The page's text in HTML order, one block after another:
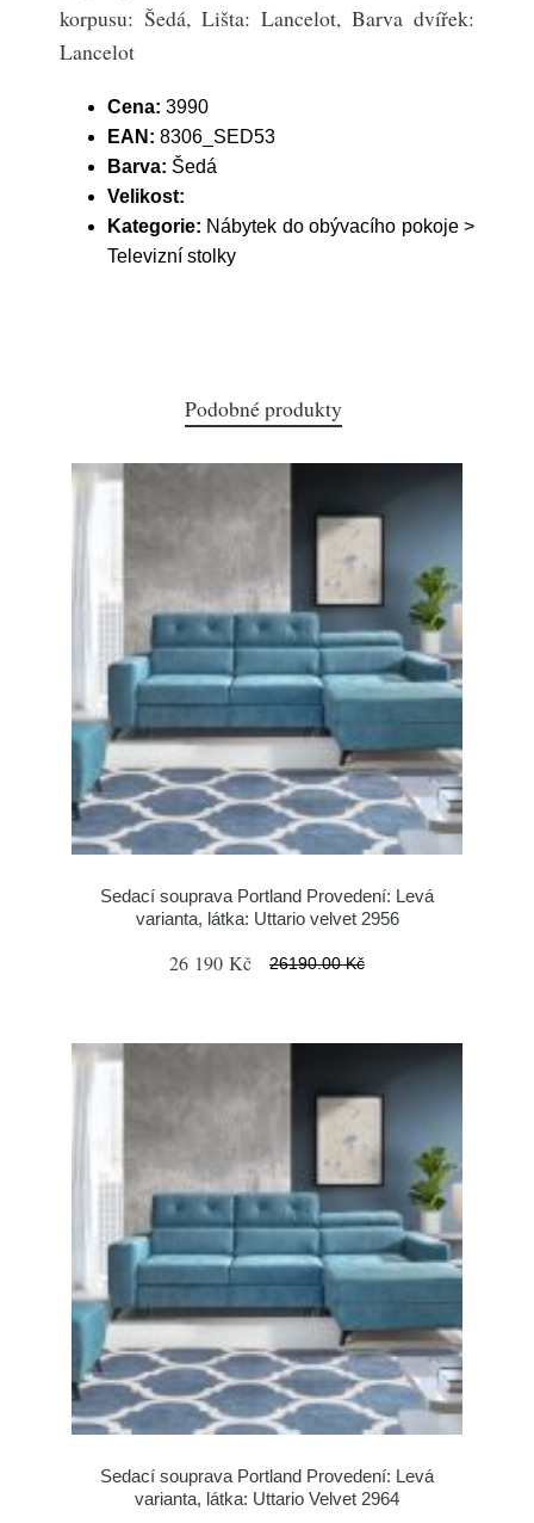
korpusu: Šedá, Lišta: Lancelot, Barva dvířek:
Lancelot
Cena: 3990
EAN: 8306_SED53
Barva: Šedá
Velikost:
Kategorie: Nábytek do obývacího pokoje >
Televizní stolky
Podobné produkty
Sedací souprava Portland Provedení: Levá
varianta, látka: Uttario velvet 2956
26 190 Kč 26190.00 Kč
Sedací souprava Portland Provedení: Levá
varianta, látka: Uttario Velvet 2964